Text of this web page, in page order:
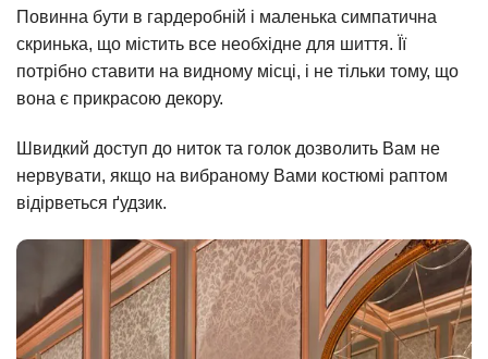
Повинна бути в гардеробній і маленька симпатична
скринька, що містить все необхідне для шиття. Її
потрібно ставити на видному місці, і не тільки тому, що
вона є прикрасою декору.
Швидкий доступ до ниток та голок дозволить Вам не
нервувати, якщо на вибраному Вами костюмі раптом
відірветься ґудзик.